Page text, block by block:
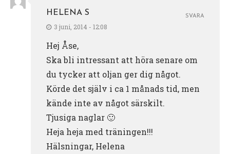
HELENA S
3 juni, 2014 - 12:08
Hej Åse,
Ska bli intressant att höra senare om
du tycker att oljan ger dig något.
Körde det själv i ca 1 månads tid, men
kände inte av något särskilt.
Tjusiga naglar 🙂
Heja heja med träningen!!!
Hälsningar, Helena
SVARA